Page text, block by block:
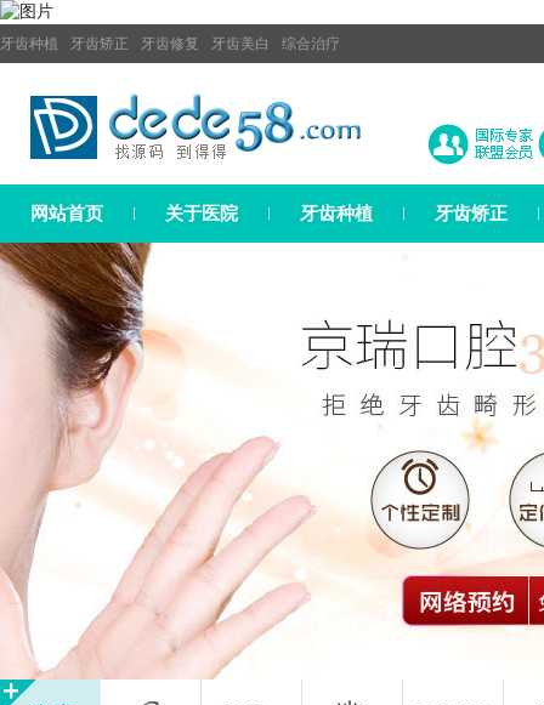
牙齿种植 牙齿矫正 牙齿修复 牙齿美白 综合治疗
网站首页 关于医院 牙齿种植 牙齿矫正